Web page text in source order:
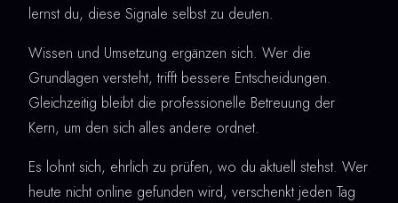
lernst du, diese Signale selbst zu deuten.
Wissen und Umsetzung ergänzen sich. Wer die
Grundlagen versteht, trifft bessere Entscheidungen.
Gleichzeitig bleibt die professionelle Betreuung der
Kern, um den sich alles andere ordnet.
Es lohnt sich, ehrlich zu prüfen, wo du aktuell stehst. Wer
heute nicht online gefunden wird, verschenkt jeden Tag